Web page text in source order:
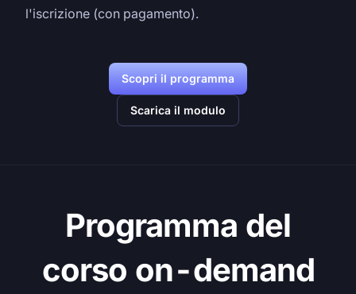
l'iscrizione (con pagamento).
Scopri il programma
Scarica il modulo
Programma del
corso on-demand